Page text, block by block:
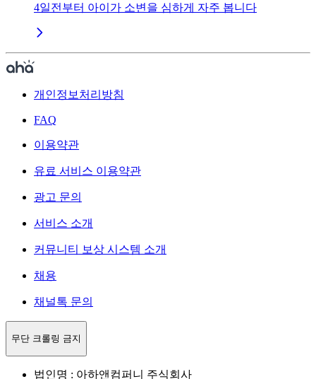
4일전부터 아이가 소변을 심하게 자주 봅니다
개인정보처리방침
FAQ
이용약관
유료 서비스 이용약관
광고 문의
서비스 소개
커뮤니티 보상 시스템 소개
채용
채널톡 문의
무단 크롤링 금지
법인명 : 아하앤컴퍼니 주식회사